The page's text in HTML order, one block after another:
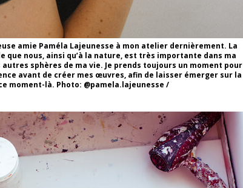
amie Paméla Lajeunesse à mon atelier dernièrement. La
nous, ainsi qu’à la nature, est très importante dans ma
sphères de ma vie. Je prends toujours un moment pour
avant de créer mes œuvres, afin de laisser émerger sur la
moment-là. Photo: @pamela.lajeunesse /